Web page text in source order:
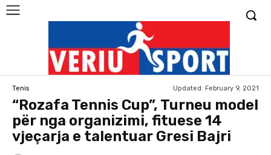
Tenis Updated: February 9, 2021
“Rozafa Tennis Cup”, Turneu model
për nga organizimi, fituese 14
vjeçarja e talentuar Gresi Bajri